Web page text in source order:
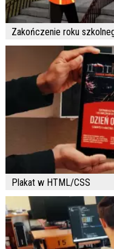
Zakończenie roku
Plakat w HTML/CSS